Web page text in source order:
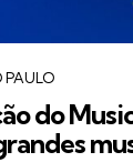
PAULO
do